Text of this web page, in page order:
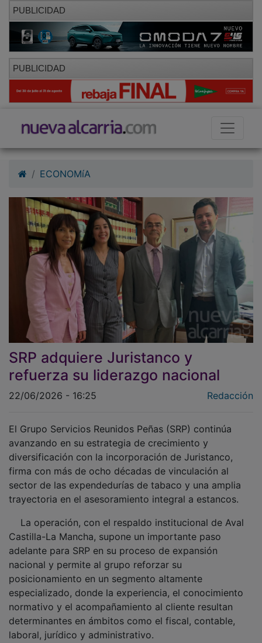
PUBLICIDAD
PUBLICIDAD
SRP adquiere Juristanco y
refuerza su liderazgo nacional
avanzando en su estrategia de crecimiento y
diversificación con la incorporación de Juristanco,
firma con más de ocho décadas de vinculación al
sector de las expendedurías de tabaco y una amplia
trayectoria en el asesoramiento integral a estancos.
Castilla-La Mancha, supone un importante paso
adelante para SRP en su proceso de expansión
nacional y permite al grupo reforzar su
posicionamiento en un segmento altamente
especializado, donde la experiencia, el conocimiento
normativo y el acompañamiento al cliente resultan
determinantes en ámbitos como el fiscal, contable,
laboral, jurídico y administrativo.